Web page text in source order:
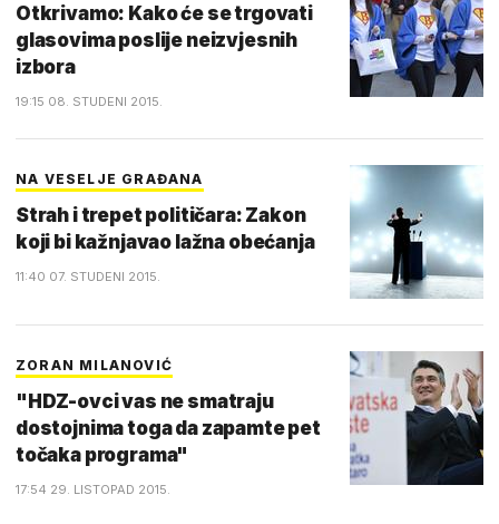
Otkrivamo: Kako će se trgovati
glasovima poslije neizvjesnih
izbora
19:15 08. STUDENI 2015.
NA VESELJE GRAĐANA
Strah i trepet političara: Zakon
koji bi kažnjavao lažna obećanja
11:40 07. STUDENI 2015.
ZORAN MILANOVIĆ
"HDZ-ovci vas ne smatraju
dostojnima toga da zapamte pet
točaka programa"
17:54 29. LISTOPAD 2015.